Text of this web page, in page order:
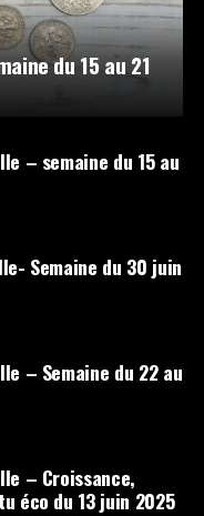
du 15 au 21
– semaine du 15 au
Semaine du 30 juin
– Semaine du 22 au
– Croissance,
éco du 13 juin 2025